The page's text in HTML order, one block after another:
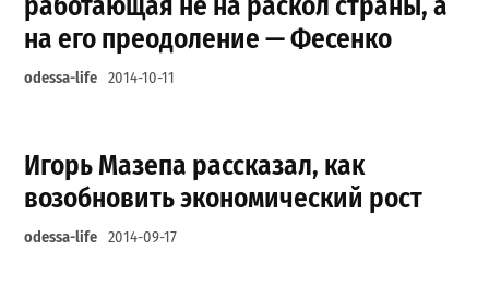
на его преодоление — Фесенко
odessa-life 2014-10-11
Игорь Мазепа рассказал, как
возобновить экономический рост
odessa-life 2014-09-17